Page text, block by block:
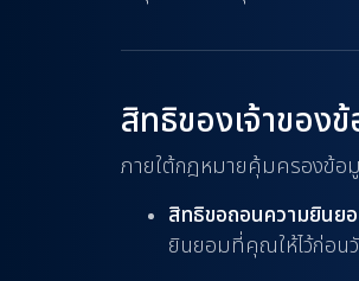
สิทธิของเจ้าของ
ภายใต้กฎหมายคุ้มครองข้อ
สิทธิขอถอนความยินย
ยินยอมที่คุณให้ไว้ก่อน